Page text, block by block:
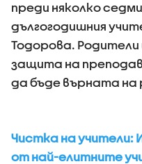
преди няколко
дългогодишния
Тодорова. Родители
защита на
да бъде върната на
Чистка на учители:
от най-елитните